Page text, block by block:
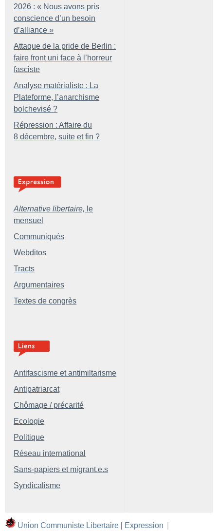
2026 : « Nous avons pris
conscience d’un besoin
d’alliance »
Attaque de la pride de Berlin :
faire front uni face à l’horreur
fasciste
Analyse matérialiste : La
Plateforme, l’anarchisme
bolchevisé ?
Répression : Affaire du
8 décembre, suite et fin ?
Alternative libertaire, le
mensuel
Communiqués
Webditos
Tracts
Argumentaires
Textes de congrès
Antifascisme et antimiltarisme
Antipatriarcat
Chômage / précarité
Ecologie
Politique
Réseau international
Sans-papiers et migrant.e.s
Syndicalisme
Union Communiste Libertaire Expression